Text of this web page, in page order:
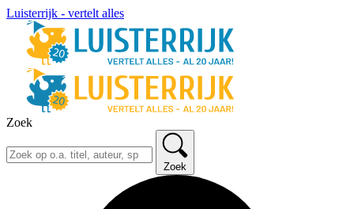
Luisterrijk - vertelt alles
Zoek
Zoek